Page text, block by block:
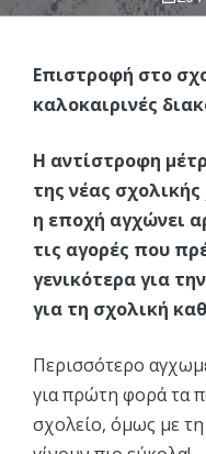
Επιστροφή στο
καλοκαιρινές
Η αντίστροφη
της νέας σχολικής
η εποχή αγχώνει
τις αγορές που
γενικότερα για
για τη σχολική
Περισσότερο
για πρώτη φορά τα
σχολείο, όμως με